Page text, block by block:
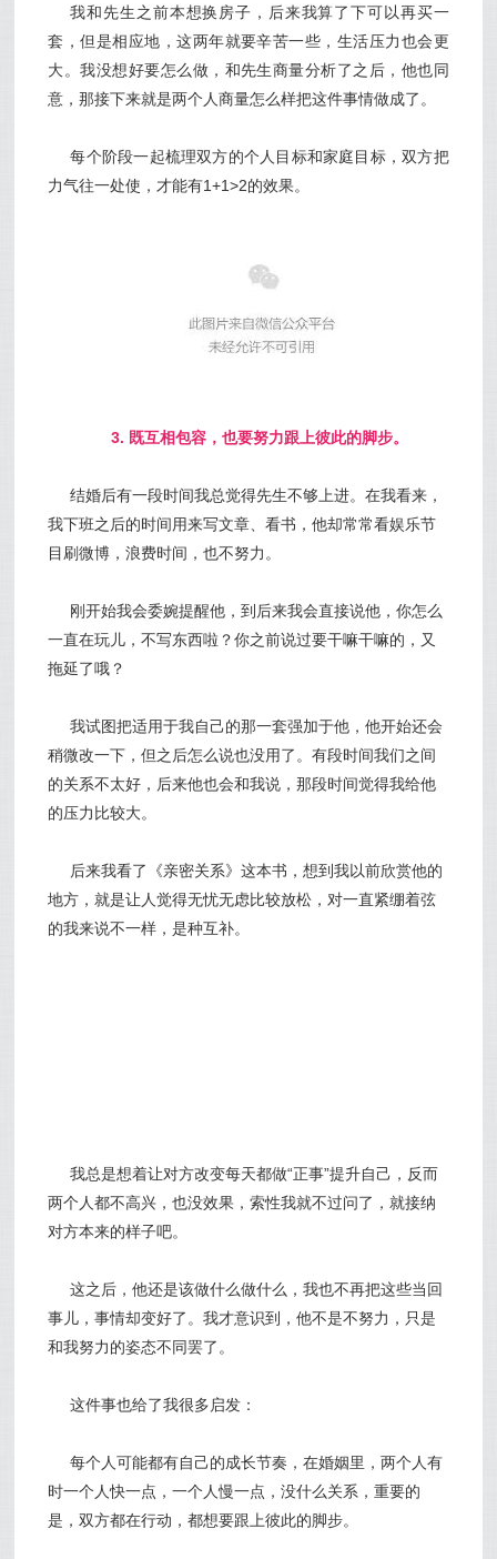
我和先生之前本想换房子，后来我算了下可以再买一
套，但是相应地，这两年就要辛苦一些，生活压力也会更
大。我没想好要怎么做，和先生商量分析了之后，他也同
意，那接下来就是两个人商量怎么样把这件事情做成了。
每个阶段一起梳理双方的个人目标和家庭目标，双方把
力气往一处使，才能有1+1>2的效果。
3. 既互相包容，也要努力跟上彼此的脚步。
结婚后有一段时间我总觉得先生不够上进。在我看来，
我下班之后的时间用来写文章、看书，他却常常看娱乐节
目刷微博，浪费时间，也不努力。
刚开始我会委婉提醒他，到后来我会直接说他，你怎么
一直在玩儿，不写东西啦？你之前说过要干嘛干嘛的，又
拖延了哦？
我试图把适用于我自己的那一套强加于他，他开始还会
稍微改一下，但之后怎么说也没用了。有段时间我们之间
的关系不太好，后来他也会和我说，那段时间觉得我给他
的压力比较大。
后来我看了《亲密关系》这本书，想到我以前欣赏他的
地方，就是让人觉得无忧无虑比较放松，对一直紧绷着弦
的我来说不一样，是种互补。
我总是想着让对方改变每天都做“正事”提升自己，反而
两个人都不高兴，也没效果，索性我就不过问了，就接纳
对方本来的样子吧。
这之后，他还是该做什么做什么，我也不再把这些当回
事儿，事情却变好了。我才意识到，他不是不努力，只是
和我努力的姿态不同罢了。
这件事也给了我很多启发：
每个人可能都有自己的成长节奏，在婚姻里，两个人有
时一个人快一点，一个人慢一点，没什么关系，重要的
是，双方都在行动，都想要跟上彼此的脚步。